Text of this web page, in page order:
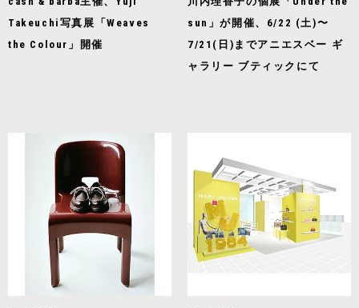
Takeuchi写真展「Weaves
the Colour」開催
sun」が開催、6/22 (⼟)〜
7/21(⽇)までアニエスベー ギ
ャラリー ブティックにて